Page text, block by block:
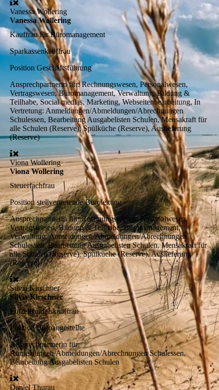
Vanessa Wollering
Vanessa Wollering
Kauffrau für Büromanagement
Sparkassenkauffrau
Position Geschäftsführung
Ansprechpartnerin für:Rechnungswesen, Personalwesen,
Vertragswesen, Büromanagement, Verwaltung, Bildung &
Teilhabe, Social medias, Marketing, Webseitenbearbeitung, In
Vertretung: Anmeldungen/Abmeldungen/Abrechnungen
Schulessen, Bearbeitung Ausgabelisten Schulen, Mensakraft für
alle Schulen (Reserve), Spülküche (Reserve), Auslieferung
(Reserve)
Viona Wollering
Viona Wollering
Steuerfachfrau
Positionstellvertretende Büroleitung
Ansprechpartnerin für:Rechnungswesen, Personalwesen,
Vertragswesen, Bildung & Teilhabe, Büromanagement,
Verwaltung, Anmeldungen/Abmeldungen/Abrechnungen
Schulessen, Bearbeitung Ausgabelisten Schulen, Mensakraft für
alle Schulen (Reserve), Spülküche (Reserve), Auslieferung
(Reserve)
Silvia Kirschner
Silvia Kirschner
Einzelhandelskauffrau
PositionBüroangestellte
Ansprechpartnerin für:
Anmeldungen/Abmeldungen/Abrechnungen Schulessen,
Bearbeitung Ausgabelisten Schulen
Daniel Thurau